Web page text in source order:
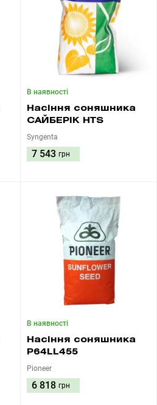
В наявності
Насіння соняшника
САЙБЕРІК HTS
Syngenta
7 543 грн
В наявності
Насіння соняшника
P64LL455
Pioneer
6 818 грн